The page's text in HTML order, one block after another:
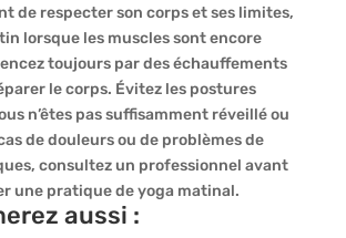
de respecter son corps et ses limites,
lorsque les muscles sont encore
toujours par des échauffements
le corps. Évitez les postures
n’êtes pas suffisamment réveillé ou
de douleurs ou de problèmes de
consultez un professionnel avant
une pratique de yoga matinal.
aussi :